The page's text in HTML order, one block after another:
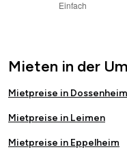
Mieten in der
Mietpreise in Dossenheim
Mietpreise in Leimen
Mietpreise in Eppelheim